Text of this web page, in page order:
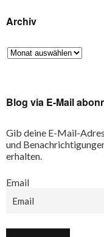
Archiv
Blog via E-Mail
Gib deine E-Mail-
und
erhalten.
Email